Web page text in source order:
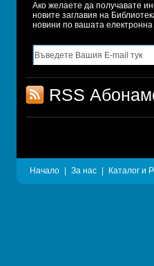
Ако желаете да получавате
новите заглавия на
новини по вашата
RSS
Начало За нас Каталог и